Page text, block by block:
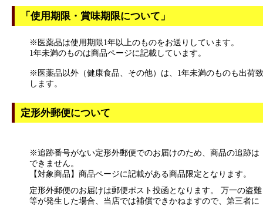
「使用期限・賞味期限について」
※医薬品は使用期限1年以上のものをお送りしています。
1年未満のものは商品ページに記載しています。
※医薬品以外（健康食品、その他）は、1年未満のものも出荷致
します。
定形外郵便について
※追跡番号がない定形外郵便でのお届けのため、商品の追跡は
できません。
【対象商品】商品ページに記載がある商品限定となります。
定形外郵便のお届けは郵便ポスト投函となります。 万一の盗難
等が発生した場合、当店では補償できかねますので、第三者に